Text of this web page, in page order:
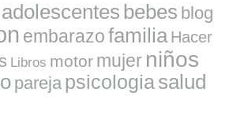
adolescentes bebes blog
embarazofamilia Hacer
Libros motor mujer niños
pareja psicologiasalud